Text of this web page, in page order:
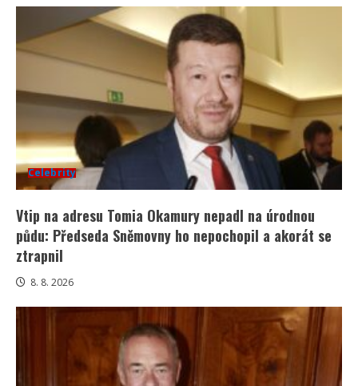
Celebrity
Vtip na adresu Tomia Okamury nepadl na úrodnou
půdu: Předseda Sněmovny ho nepochopil a akorát se
ztrapnil
8. 8. 2026